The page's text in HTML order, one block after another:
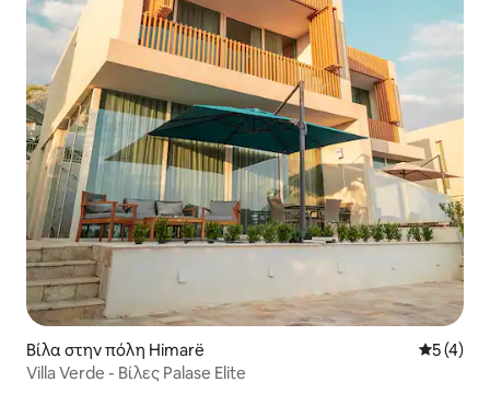
Βίλα στην πόλη Himarë Μέση
5 (4)
Villa Verde - Βίλες Palase Elite